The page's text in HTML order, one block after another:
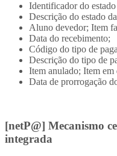
Identificador do
Descrição do estado
Aluno devedor; Item
Data do recebimento;
Código do tipo de
Descrição do tipo de
Item anulado; Item em
Data de prorrogação
[netP@] Mecanismo
integrada